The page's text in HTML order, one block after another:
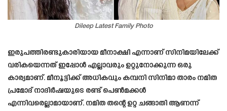
Dileep Latest Family Photo
ഇരുപത്തിരണ്ടുകാരിയായ മീനാക്ഷി എന്നാണ് സിനിമയിലേക്ക്
വരികയെന്നത് ഇപ്പോൾ എല്ലാവരും ഉറ്റുനോക്കുന്ന ഒരു
കാര്യമാണ്. മീനൂട്ടിക്ക് അധികവും കമ്പനി സിനിമാ താരം നമിത
പ്രമോദ് നാദിർഷയുടെ രണ്ട് പെൺമക്കൾ
എന്നിവരെല്ലാമായാണ്. നമിത തന്റെ ഉറ്റ ചങ്ങാതി ആണന്ന്